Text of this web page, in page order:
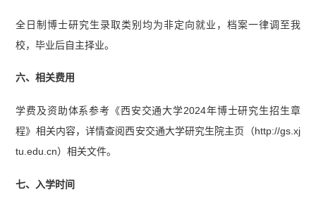
全日制博士研究生录取类别均为非定向就业，档案一律调至我
校，毕业后自主择业。
六、相关费用
学费及资助体系参考《西安交通大学2024年博士研究生招生章
程》相关内容，详情查阅西安交通大学研究生院主页（http://gs.xj
tu.edu.cn）相关文件。
七、入学时间